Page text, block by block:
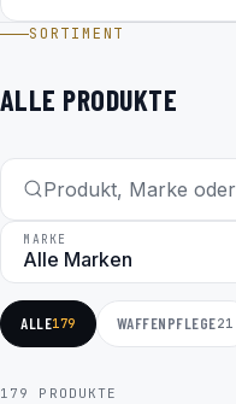
SORTIMENT
ALLE PRODUKTE
MARKE
ALLE179 WAFFENPFLEGE21
179 PRODUKTE